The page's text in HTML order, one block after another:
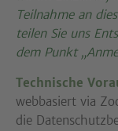
Teilnahme an
teilen Sie uns
dem Punkt
Technische
webbasiert via
die